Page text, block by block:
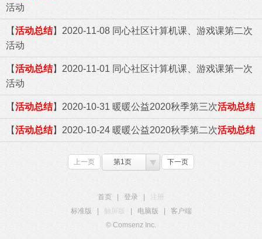
活动
【活动总结】2020-11-08 同心社区计算机课、游戏课第二次
活动
【活动总结】2020-11-01 同心社区计算机课、游戏课第一次
活动
【活动总结】2020-10-31 暖暖公益2020秋季第三次活动总结
【活动总结】2020-10-24 暖暖公益2020秋季第二次活动总结
上一页 第1页 下一页
首页 登录
标准版
触屏版 电脑版
客户端
© Comsenz Inc.